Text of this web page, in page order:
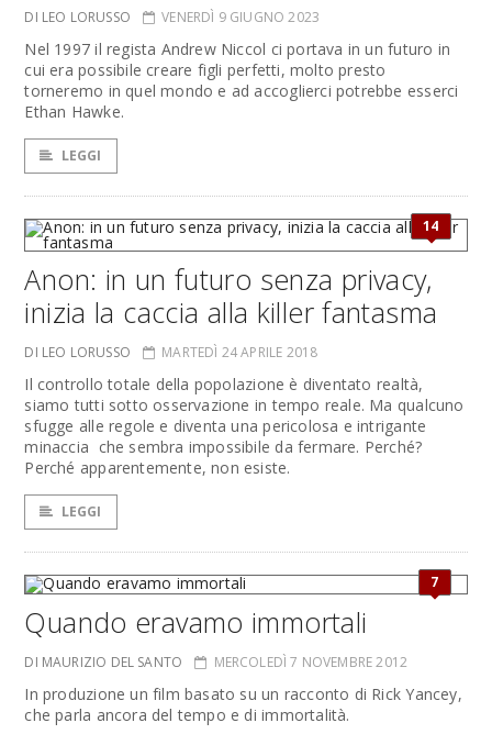
DI LEO LORUSSO VENERDÌ 9 GIUGNO 2023
Nel 1997 il regista Andrew Niccol ci portava in un futuro in
cui era possibile creare figli perfetti, molto presto
torneremo in quel mondo e ad accoglierci potrebbe esserci
Ethan Hawke.
LEGGI
14
Anon: in un futuro senza privacy,
inizia la caccia alla killer fantasma
DI LEO LORUSSO MARTEDÌ 24 APRILE 2018
Il controllo totale della popolazione è diventato realtà,
siamo tutti sotto osservazione in tempo reale. Ma qualcuno
sfugge alle regole e diventa una pericolosa e intrigante
minaccia che sembra impossibile da fermare. Perché?
Perché apparentemente, non esiste.
LEGGI
7
Quando eravamo immortali
DI MAURIZIO DEL SANTO MERCOLEDÌ 7 NOVEMBRE 2012
In produzione un film basato su un racconto di Rick Yancey,
che parla ancora del tempo e di immortalità.